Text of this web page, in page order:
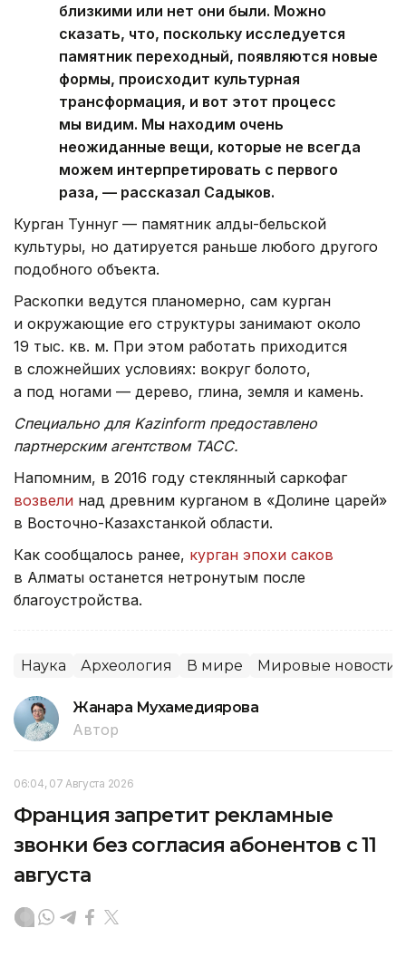
близкими или нет они были. Можно
сказать, что, поскольку исследуется
памятник переходный, появляются новые
формы, происходит культурная
трансформация, и вот этот процесс
мы видим. Мы находим очень
неожиданные вещи, которые не всегда
можем интерпретировать с первого
раза, — рассказал Садыков.
Курган Туннуг — памятник алды-бельской
культуры, но датируется раньше любого другого
подобного объекта.
Раскопки ведутся планомерно, сам курган
и окружающие его структуры занимают около
19 тыс. кв. м. При этом работать приходится
в сложнейших условиях: вокруг болото,
а под ногами — дерево, глина, земля и камень.
Специально для Kazinform предоставлено
партнерским агентством ТАСС.
Напомним, в 2016 году стеклянный саркофаг
возвели над древним курганом в «Долине царей»
в Восточно-Казахстанкой области.
Как сообщалось ранее, курган эпохи саков
в Алматы останется нетронутым после
благоустройства.
Наука Археология В мире Мировые новости
Жанара Мухамедиярова
Автор
06:04, 07 Августа 2026
Франция запретит рекламные
звонки без согласия абонентов с 11
августа